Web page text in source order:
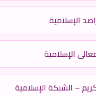
الإسلامية
الإسلامية
– الشبكة الإسلامية